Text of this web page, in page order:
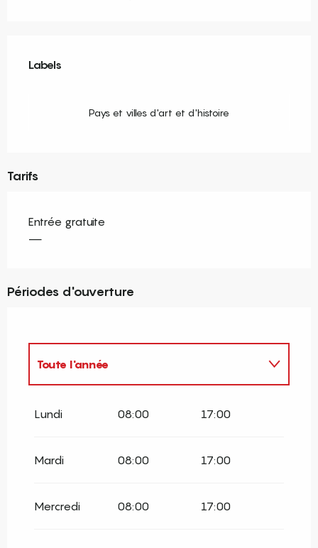
Labels
Labels
Pays et villes d'art et d'histoire
Tarifs
Entrée gratuite
—
Périodes d'ouverture
Toute l'année
Lundi 08:00 17:00
Mardi 08:00 17:00
Mercredi 08:00 17:00